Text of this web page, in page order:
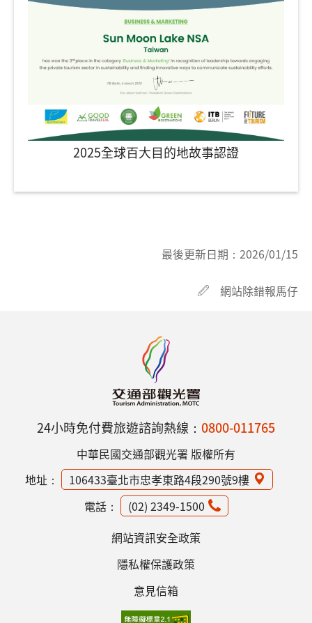
2025全球百大目的地故事認證
最後更新日期： 2026/01/15
網站除錯報馬仔
24小時免付費旅遊諮詢熱線： 0800-011765
中華民國交通部觀光署 版權所有
地址：
106433臺北市忠孝東路4段290號9樓
電話：
(02) 2349-1500
網站資訊安全政策
隱私權保護政策
意見信箱